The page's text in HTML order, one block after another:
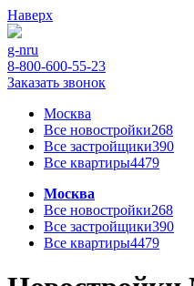
Наверх
g-nru
8-800-600-55-23
Заказать звонок
Москва
Все новостройки268
Все застройщики390
Все квартиры4479
Москва
Все новостройки268
Все застройщики390
Все квартиры4479